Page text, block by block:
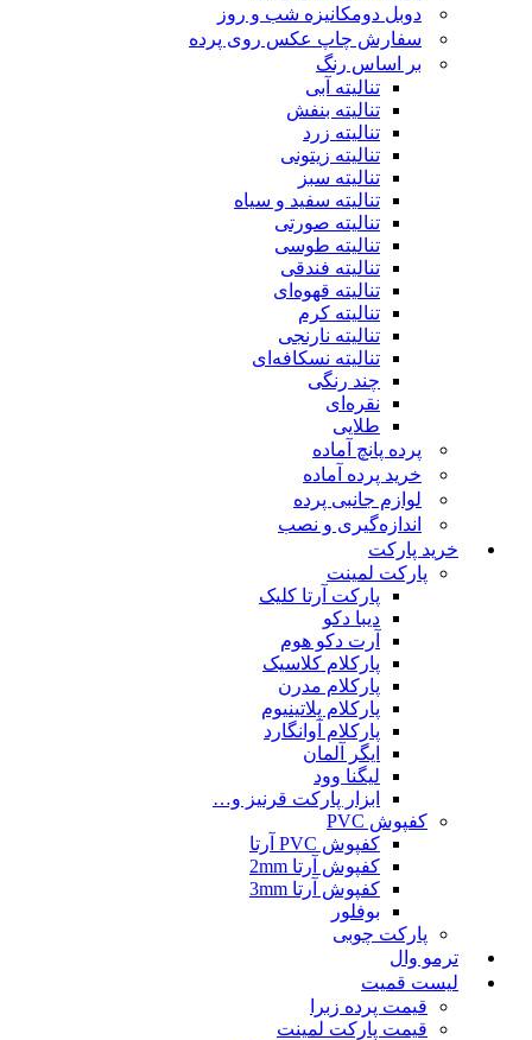
دوبل دومکانیزه شب و روز
سفارش چاپ عکس روی پرده
بر اساس رنگ
تنالیته آبی
تنالیته بنفش
تنالیته زرد
تنالیته زیتونی
تنالیته سبز
تنالیته سفید و سیاه
تنالیته صورتی
تنالیته طوسی
تنالیته فندقی
تنالیته قهوه‌ای
تنالیته کرم
تنالیته نارنجی
تنالیته نسکافه‌ای
چند رنگی
نقره‌ای
طلایی
پرده پانچ آماده
خرید پرده آماده
لوازم جانبی پرده
اندازه‌گیری و نصب
خرید پارکت
پارکت لمینت
پارکت آرتا کلیک
دیبا دکو
آرت دکو هوم
پارکلام کلاسیک
پارکلام مدرن
پارکلام پلاتینیوم
پارکلام آوانگارد
ایگر آلمان
لیگنا وود
ابزار پارکت قرنیز و…
کفپوش PVC
کفپوش PVC آرتا
کفپوش آرتا 2mm
کفپوش آرتا 3mm
بوفلور
پارکت چوبی
ترمو وال
لیست قمیت
قیمت پرده زبرا
قیمت پارکت لمینت